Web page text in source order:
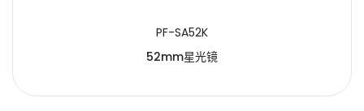
PF-SA52K
52mm星光镜